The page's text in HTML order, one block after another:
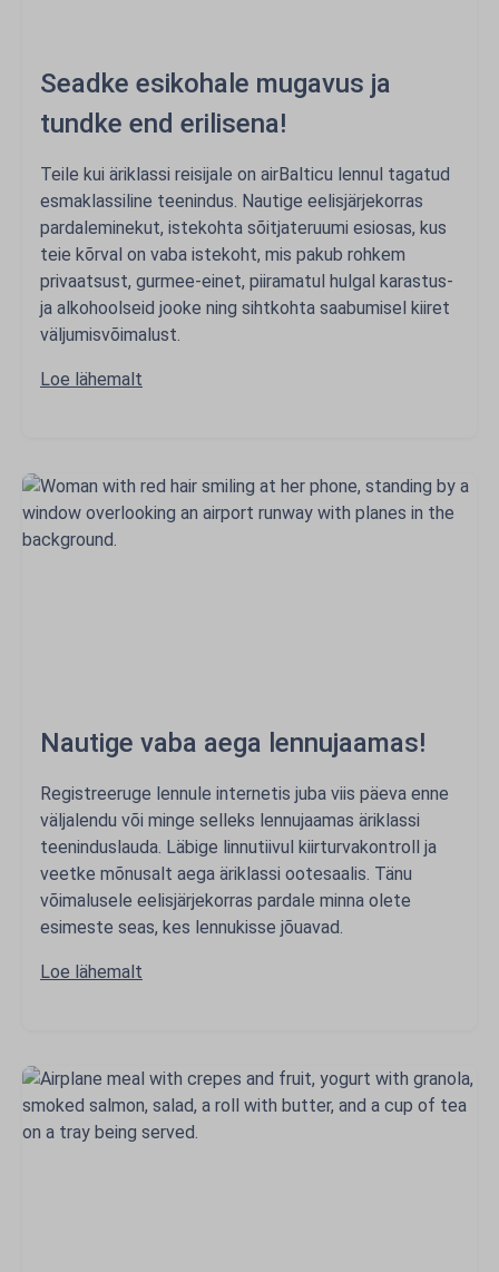
Seadke esikohale mugavus ja
tundke end erilisena!
Teile kui äriklassi reisijale on airBalticu lennul tagatud
esmaklassiline teenindus. Nautige eelisjärjekorras
pardaleminekut, istekohta sõitjateruumi esiosas, kus
teie kõrval on vaba istekoht, mis pakub rohkem
privaatsust, gurmee-einet, piiramatul hulgal karastus-
ja alkohoolseid jooke ning sihtkohta saabumisel kiiret
väljumisvõimalust.
Loe lähemalt
Nautige vaba aega lennujaamas!
Registreeruge lennule internetis juba viis päeva enne
väljalendu või minge selleks lennujaamas äriklassi
teeninduslauda. Läbige linnutiivul kiirturvakontroll ja
veetke mõnusalt aega äriklassi ootesaalis. Tänu
võimalusele eelisjärjekorras pardale minna olete
esimeste seas, kes lennukisse jõuavad.
Loe lähemalt